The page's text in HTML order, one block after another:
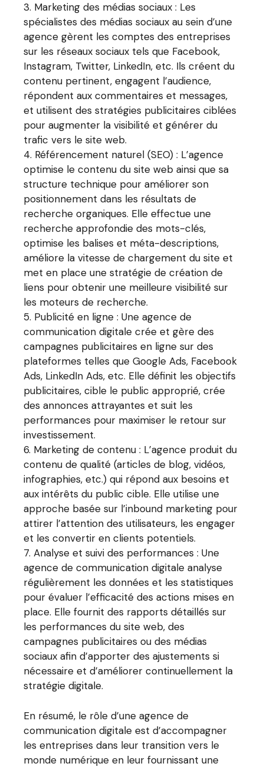
Marketing des médias sociaux : Les
spécialistes des médias sociaux au sein d’une
agence gèrent les comptes des entreprises
sur les réseaux sociaux tels que Facebook,
Instagram, Twitter, LinkedIn, etc. Ils créent du
contenu pertinent, engagent l’audience,
répondent aux commentaires et messages,
et utilisent des stratégies publicitaires ciblées
pour augmenter la visibilité et générer du
trafic vers le site web.
Référencement naturel (SEO) : L’agence
optimise le contenu du site web ainsi que sa
structure technique pour améliorer son
positionnement dans les résultats de
recherche organiques. Elle effectue une
recherche approfondie des mots-clés,
optimise les balises et méta-descriptions,
améliore la vitesse de chargement du site et
met en place une stratégie de création de
liens pour obtenir une meilleure visibilité sur
les moteurs de recherche.
Publicité en ligne : Une agence de
communication digitale crée et gère des
campagnes publicitaires en ligne sur des
plateformes telles que Google Ads, Facebook
Ads, LinkedIn Ads, etc. Elle définit les objectifs
publicitaires, cible le public approprié, crée
des annonces attrayantes et suit les
performances pour maximiser le retour sur
investissement.
Marketing de contenu : L’agence produit du
contenu de qualité (articles de blog, vidéos,
infographies, etc.) qui répond aux besoins et
aux intérêts du public cible. Elle utilise une
approche basée sur l’inbound marketing pour
attirer l’attention des utilisateurs, les engager
et les convertir en clients potentiels.
Analyse et suivi des performances : Une
agence de communication digitale analyse
régulièrement les données et les statistiques
pour évaluer l’efficacité des actions mises en
place. Elle fournit des rapports détaillés sur
les performances du site web, des
campagnes publicitaires ou des médias
sociaux afin d’apporter des ajustements si
nécessaire et d’améliorer continuellement la
stratégie digitale.
En résumé, le rôle d’une agence de
communication digitale est d’accompagner
les entreprises dans leur transition vers le
monde numérique en leur fournissant une